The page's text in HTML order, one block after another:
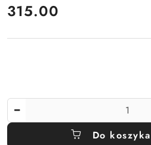
Cena:
315.00
Do koszyka